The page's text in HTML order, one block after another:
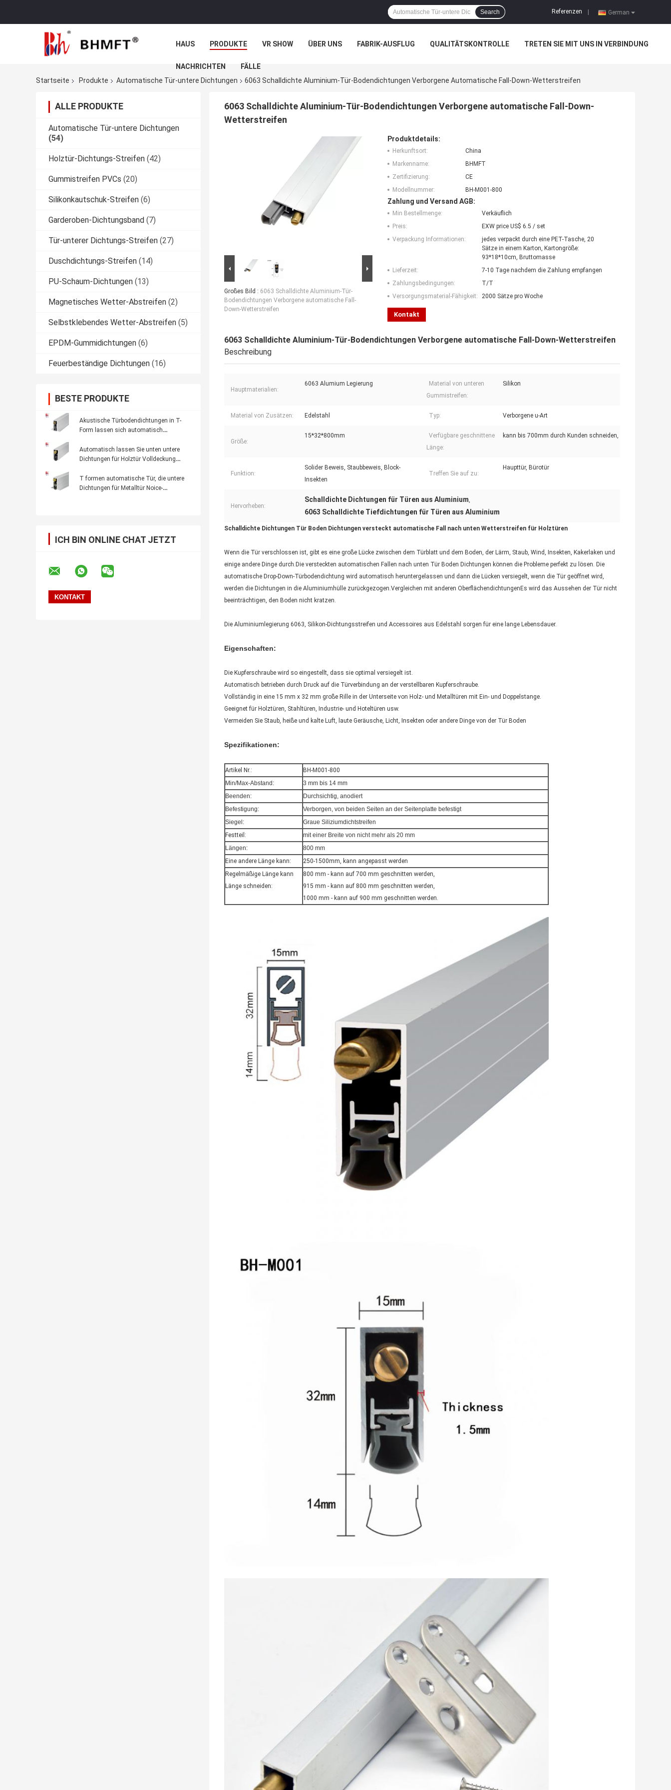
German
Referenzen
Search
HAUS PRODUKTE VR SHOW ÜBER UNS FABRIK-AUSFLUG QUALITÄTSKONTROLLE TRETEN SIE MIT UNS IN VERBINDUNG
NACHRICHTEN
FÄLLE
Startseite
Produkte Automatische Tür-untere Dichtungen 6063 Schalldichte Aluminium-Tür-Bodendichtungen Verborgene Automatische Fall-Down-Wetterstreifen
ALLE PRODUKTE
Automatische Tür-untere Dichtungen
(54)
Holztür-Dichtungs-Streifen (42)
Gummistreifen PVCs (20)
Silikonkautschuk-Streifen (6)
Garderoben-Dichtungsband (7)
Tür-unterer Dichtungs-Streifen (27)
Duschdichtungs-Streifen (14)
PU-Schaum-Dichtungen (13)
Magnetisches Wetter-Abstreifen (2)
Selbstklebendes Wetter-Abstreifen (5)
EPDM-Gummidichtungen (6)
Feuerbeständige Dichtungen (16)
BESTE PRODUKTE
Akustische Türbodendichtungen in T-
Form lassen sich automatisch
Dichtungsstreifen für Holz- oder
Metalltüren
Automatisch lassen Sie unten untere
Dichtungen für Holztür Volldeckung
T formen automatische Tür, die untere
Dichtungen für Metalltür Noice-
ICH BIN ONLINE CHAT JETZT
6063 Schalldichte Aluminium-Tür-Bodendichtungen Verborgene automatische Fall-Down-
Wetterstreifen
Großes Bild : 6063 Schalldichte Aluminium-Tür-
Bodendichtungen Verborgene automatische Fall-
Down-Wetterstreifen
Produktdetails:
Herkunftsort:
China
Markenname:
BHMFT
Zertifizierung:
CE
Modellnummer:
BH-M001-800
Zahlung und Versand AGB:
Min Bestellmenge:
Verkäuflich
Preis:
EXW price US$ 6.5 / set
Verpackung Informationen:
jedes verpackt durch eine PET-Tasche, 20
Sätze in einem Karton, Kartongröße:
93*18*10cm, Bruttomasse
Lieferzeit:
7-10 Tage nachdem die Zahlung empfangen
Zahlungsbedingungen:
T/T
Versorgungsmaterial-Fähigkeit:
2000 Sätze pro Woche
Kontakt
6063 Schalldichte Aluminium-Tür-Bodendichtungen Verborgene automatische Fall-Down-Wetterstreifen
Beschreibung
Hauptmaterialien:
6063 Alumium Legierung
Material von unteren
Gummistreifen:
Silikon
Material von Zusätzen: Edelstahl Typ: Verborgene u-Art
Größe:
15*32*800mm
Verfügbare geschnittene
Länge:
kann bis 700mm durch Kunden schneiden,
Funktion:
Solider Beweis, Staubbeweis, Block-
Insekten
Treffen Sie auf zu:
Haupttür, Bürotür
Hervorheben:
Schalldichte Dichtungen für Türen aus Aluminium,
6063 Schalldichte Tiefdichtungen für Türen aus Aluminium
Schalldichte Dichtungen Tür Boden Dichtungen versteckt automatische Fall nach unten Wetterstreifen für Holztüren
Wenn die Tür verschlossen ist, gibt es eine große Lücke zwischen dem Türblatt und dem Boden, der Lärm, Staub, Wind, Insekten, Kakerlaken und
einige andere Dinge durch.Die versteckten automatischen Fallen nach unten Tür Boden Dichtungen können die Probleme perfekt zu lösen. Die
automatische Drop-Down-Türbodendichtung wird automatisch heruntergelassen und dann die Lücken versiegelt, wenn die Tür geöffnet wird,
werden die Dichtungen in die Aluminiumhülle zurückgezogen.Vergleichen mit anderen OberflächendichtungenEs wird das Aussehen der Tür nicht
beeinträchtigen, den Boden nicht kratzen.
Die Aluminiumlegierung 6063, Silikon-Dichtungsstreifen und Accessoires aus Edelstahl sorgen für eine lange Lebensdauer.
Eigenschaften:
Die Kupferschraube wird so eingestellt, dass sie optimal versiegelt ist.
Automatisch betrieben durch Druck auf die Türverbindung an der verstellbaren Kupferschraube.
Vollständig in eine 15 mm x 32 mm große Rille in der Unterseite von Holz- und Metalltüren mit Ein- und Doppelstange.
Geeignet für Holztüren, Stahltüren, Industrie- und Hoteltüren usw.
Vermeiden Sie Staub, heiße und kalte Luft, laute Geräusche, Licht, Insekten oder andere Dinge von der Tür Boden
Spezifikationen:
Artikel Nr.:
BH-M001-800
Min/Max-Abstand:
3 mm bis 14 mm
Beenden:
Durchsichtig, anodiert
Befestigung:
Verborgen, von beiden Seiten an der Seitenplatte befestigt
Siegel:
Graue Siliziumdichtstreifen
Festteil:
mit einer Breite von nicht mehr als 20 mm
Längen:
800 mm
Eine andere Länge kann:
250-1500mm, kann angepasst werden
Regelmäßige Länge kann
Länge schneiden:
800 mm - kann auf 700 mm geschnitten werden,
915 mm - kann auf 800 mm geschnitten werden,
1000 mm - kann auf 900 mm geschnitten werden.